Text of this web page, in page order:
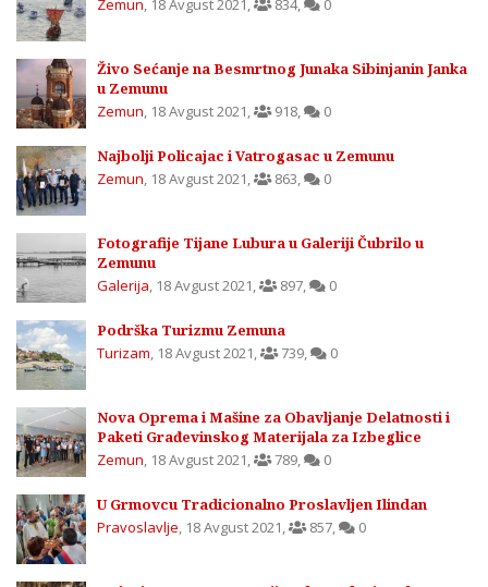
Zemun, 18 Avgust 2021 , 834, 0
Živo Sećanje na Besmrtnog Junaka Sibinjanin Janka
u Zemunu
Zemun, 18 Avgust 2021, 918, 0
Najbolji Policajac i Vatrogasac u Zemunu
Zemun, 18 Avgust 2021, 863, 0
Fotografije Tijane Lubura u Galeriji Čubrilo u
Zemunu
Galerija, 18 Avgust 2021, 897, 0
Podrška Turizmu Zemuna
Turizam, 18 Avgust 2021, 739, 0
Nova Oprema i Mašine za Obavljanje Delatnosti i
Paketi Građevinskog Materijala za Izbeglice
Zemun, 18 Avgust 2021, 789, 0
U Grmovcu Tradicionalno Proslavljen Ilindan
Pravoslavlje, 18 Avgust 2021, 857, 0